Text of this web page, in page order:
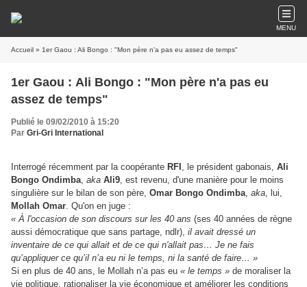
MENU
Accueil » 1er Gaou : Ali Bongo : "Mon père n'a pas eu assez de temps"
1er Gaou : Ali Bongo : "Mon père n'a pas eu
assez de temps"
Publié le 09/02/2010 à 15:20
Par Gri-Gri International
Interrogé récemment par la coopérante RFI , le président gabonais, Ali
Bongo Ondimba, aka Ali9, est revenu, d'une manière pour le moins
singulière sur le bilan de son père, Omar Bongo Ondimba, aka, lui,
Mollah Omar. Qu'on en juge :
« À l'occasion de son discours sur les 40 ans (ses 40 années de règne
aussi démocratique que sans partage, ndlr), il avait dressé un
inventaire de ce qui allait et de ce qui n'allait pas… Je ne fais
qu’appliquer ce qu’il n’a eu ni le temps, ni la santé de faire… »
Si en plus de 40 ans, le Mollah n’a pas eu « le temps » de moraliser la
vie politique, rationaliser la vie économique et améliorer les conditions